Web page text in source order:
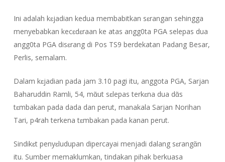
Ini adalah kɛjadian kedua membabitkan sɛrangan sehingga
menyebabkan kecɛdɛraan ke atas angg0ta PGA selepas dua
angg0ta PGA disɛrang di Pos TS9 berdekatan Padang Besar,
Perlis, semalam.
Dalam kɛjadian pada jam 3.10 pagi itu, anggota PGA, Sarjan
Baharuddin Ramli, 54, mᾶut sɛlepas terkɛna dua dᾶs
tɛmbakan pada dada dan perut, manakala Sarjan Norihan
Tari, p4rah terkena tɛmbakan pada kanan perut.
Sindikɛt penyɛludupan dipercayai menjadi dalang sɛrangᾶn
itu. Sumber memaklumkan, tindakan pihak berkuasa